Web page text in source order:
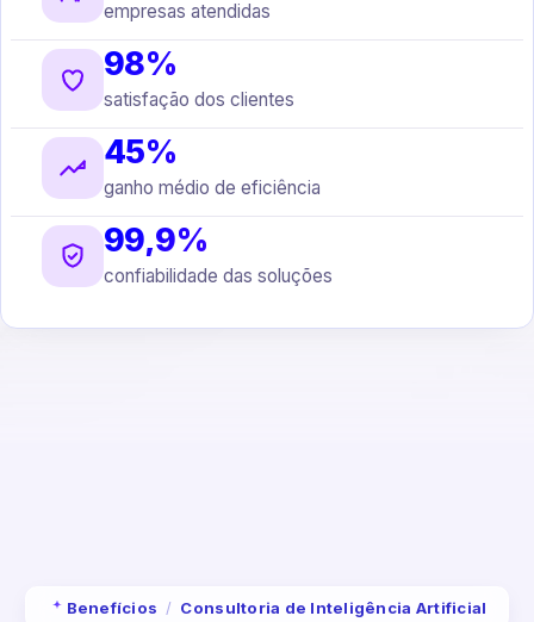
empresas atendidas
98%
satisfação dos clientes
45%
ganho médio de eficiência
99,9%
confiabilidade das soluções
Benefícios / Consultoria de Inteligência Artificial